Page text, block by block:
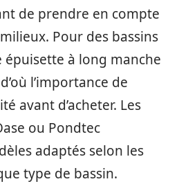
de prendre en compte
Pour des bassins
à long manche
l’importance de
avant d’acheter. Les
ou Pondtec
adaptés selon les
type de bassin.